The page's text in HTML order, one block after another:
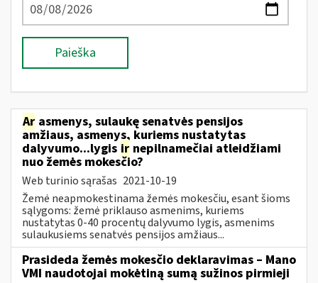
Paieška
Ar asmenys, sulaukę senatvės pensijos
amžiaus, asmenys, kuriems nustatytas
dalyvumo...lygis ir nepilnamečiai atleidžiami
nuo žemės mokesčio?
Web turinio sąrašas 2021-10-19
Žemė neapmokestinama žemės mokesčiu, esant šioms
sąlygoms: žemė priklauso asmenims, kuriems
nustatytas 0-40 procentų dalyvumo lygis, asmenims
sulaukusiems senatvės pensijos amžiaus...
Prasideda žemės mokesčio deklaravimas – Mano
VMI naudotojai mokėtiną sumą sužinos pirmieji